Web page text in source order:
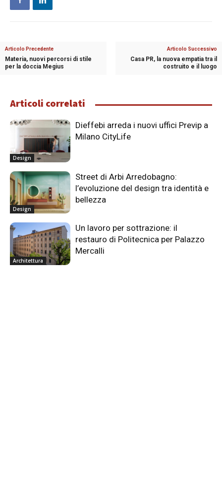
Articolo Precedente
Materia, nuovi percorsi di stile
per la doccia Megius
Articolo Successivo
Casa PR, la nuova empatia tra il
costruito e il luogo
Articoli correlati
Design
Dieffebi arreda i nuovi uffici Previp a
Milano CityLife
Design
Street di Arbi Arredobagno:
l’evoluzione del design tra identità e
bellezza
Architettura
Un lavoro per sottrazione: il
restauro di Politecnica per Palazzo
Mercalli